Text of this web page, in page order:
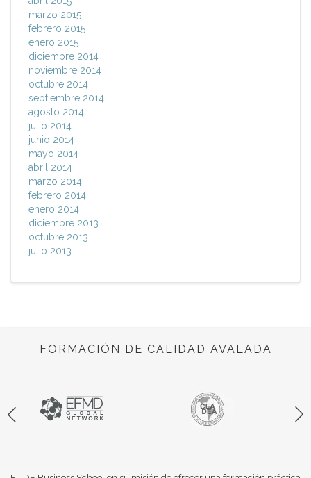
marzo 2015
febrero 2015
enero 2015
diciembre 2014
noviembre 2014
octubre 2014
septiembre 2014
agosto 2014
julio 2014
junio 2014
mayo 2014
abril 2014
marzo 2014
febrero 2014
enero 2014
diciembre 2013
octubre 2013
julio 2013
FORMACIÓN DE CALIDAD AVALADA